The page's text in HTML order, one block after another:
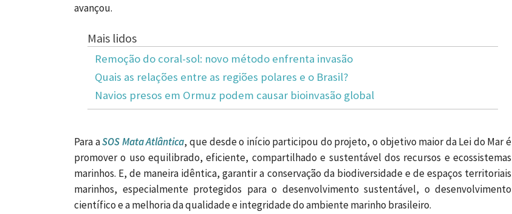
avançou.
Mais lidos
Remoção do coral-sol: novo método enfrenta invasão
Quais as relações entre as regiões polares e o Brasil?
Navios presos em Ormuz podem causar bioinvasão global
Para aSOS Mata Atlântica, que desde o início participou do projeto, o objetivo maior da Lei do Mar é
promover o uso equilibrado, eficiente, compartilhado e sustentável dos recursos e ecossistemas
marinhos. E, de maneira idêntica, garantir a conservação da biodiversidade e de espaços territoriais
marinhos, especialmente protegidos para o desenvolvimento sustentável, o desenvolvimento
científico e a melhoria da qualidade e integridade do ambiente marinho brasileiro.